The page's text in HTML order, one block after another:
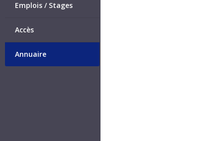
Emplois / Stages
Accès
Annuaire